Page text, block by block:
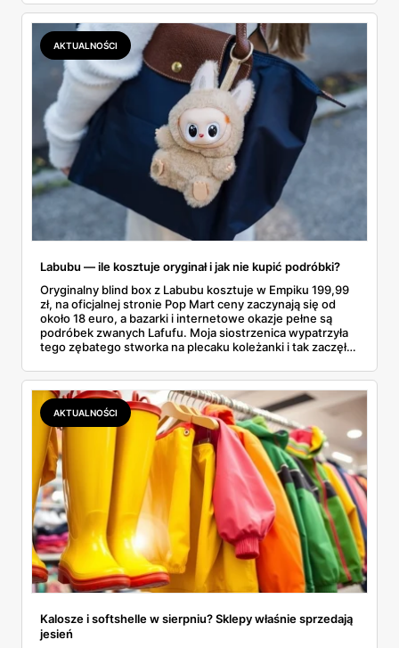
najszybciej rosnący sport w Polsce: kortów przybywa
lawinowo, a chętnych jeszcze szybciej. Sprawdziłam, co
dokładnie dostajemy za te pieniądze i komu taka rakieta
faktycznie wystarczy.
AKTUALNOŚCI
Labubu — ile kosztuje oryginał i jak nie kupić podróbki?
Oryginalny blind box z Labubu kosztuje w Empiku 199,99
zł, na oficjalnej stronie Pop Mart ceny zaczynają się od
około 18 euro, a bazarki i internetowe okazje pełne są
podróbek zwanych Lafufu. Moja siostrzenica wypatrzyła
tego zębatego stworka na plecaku koleżanki i tak zaczęło
kosztuje i po czym poznać, że sprzedawca nie wciska nam
podróbki. Spisałam wszystko, czego się dowiedziałam —
łącznie z jedną wpadką, o której za chwilę.
AKTUALNOŚCI
Kalosze i softshelle w sierpniu? Sklepy właśnie sprzedają
jesień